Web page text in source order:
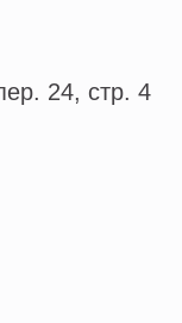
24, стр. 4